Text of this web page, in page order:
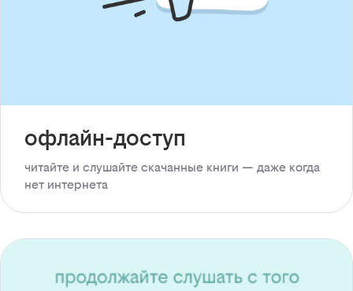
офлайн-доступ
читайте и слушайте скачанные книги — даже когда
нет интернета